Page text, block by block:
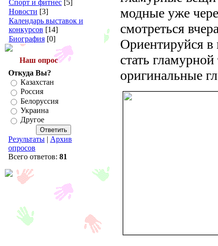
Спорт и фитнес [5]
Новости [3]
Календарь выставок и
конкурсов [14]
Биография [0]
Наш опрос
Откуда Вы?
Казахстан
Россия
Белоруссия
Украина
Другое
Результаты| Архив
опросов
Всего ответов: 81
модные уже
смотреться
Ориентируйся в
стать
оригинальные